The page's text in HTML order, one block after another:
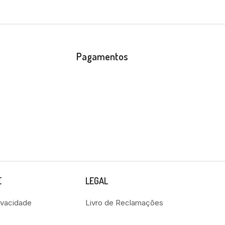
Pagamentos
LEGAL
Livro de Reclamações